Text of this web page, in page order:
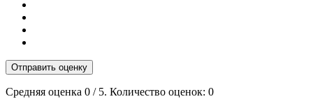
Отправить оценку
Средняя оценка 0 / 5. Количество оценок: 0